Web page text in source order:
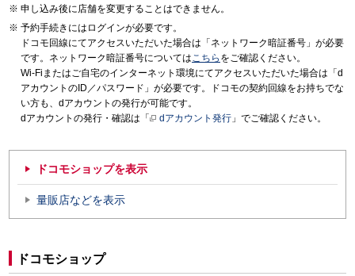
申し込み後に店舗を変更することはできません。
予約手続きにはログインが必要です。
ドコモ回線にてアクセスいただいた場合は「ネットワーク暗証番号」が必要
です。ネットワーク暗証番号についてはこちら をご確認ください。
Wi-Fiまたはご自宅のインターネット環境にてアクセスいただいた場合は「d
アカウントのID／パスワード」が必要です。ドコモの契約回線をお持ちでな
い方も、dアカウントの発行が可能です。
dアカウントの発行・確認は「
dアカウント発行 」でご確認ください。
ドコモショップを表示
量販店などを表示
ドコモショップ